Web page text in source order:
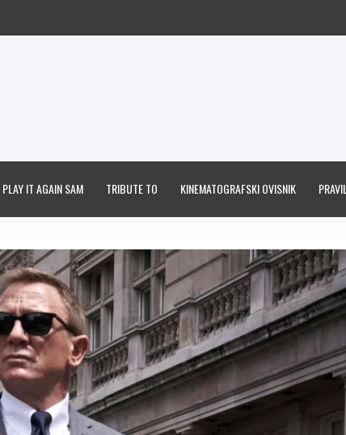
PLAY IT AGAIN SAM TRIBUTE TO KINEMATOGRAFSKI OVISNIK